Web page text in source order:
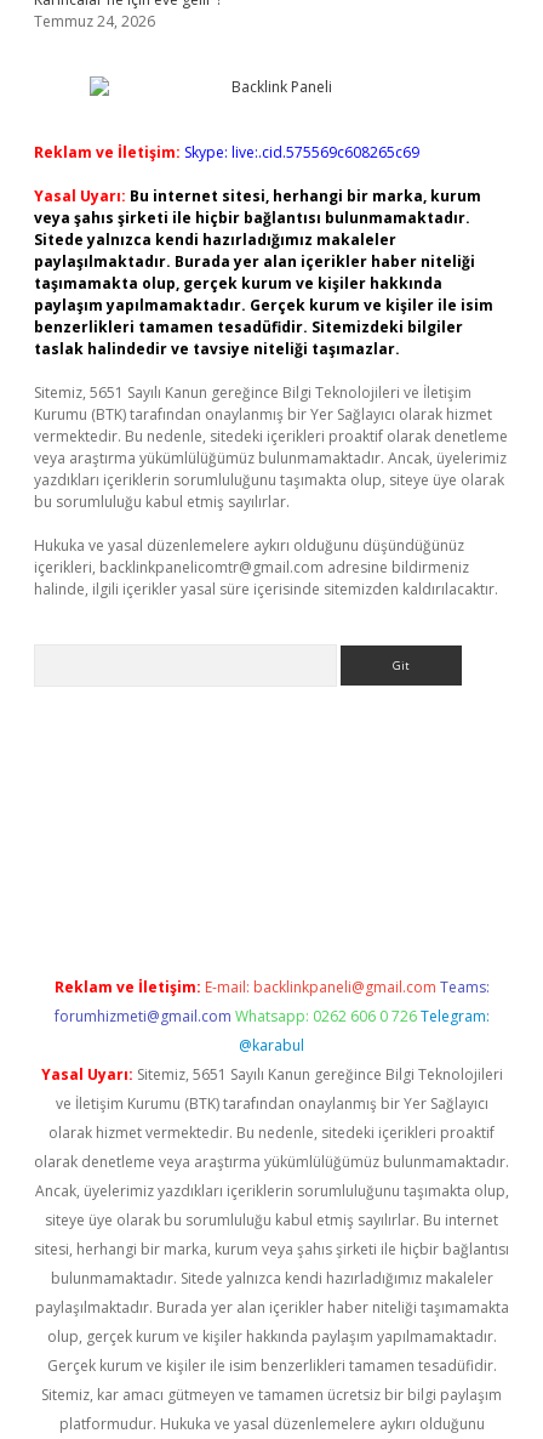
Temmuz 24, 2026
Reklam ve İletişim: Skype: live:.cid.575569c608265c69
Yasal Uyarı: Bu internet sitesi, herhangi bir marka, kurum
veya şahıs şirketi ile hiçbir bağlantısı bulunmamaktadır.
Sitede yalnızca kendi hazırladığımız makaleler
paylaşılmaktadır. Burada yer alan içerikler haber niteliği
taşımamakta olup, gerçek kurum ve kişiler hakkında
paylaşım yapılmamaktadır. Gerçek kurum ve kişiler ile isim
benzerlikleri tamamen tesadüfidir. Sitemizdeki bilgiler
taslak halindedir ve tavsiye niteliği taşımazlar.
Sitemiz, 5651 Sayılı Kanun gereğince Bilgi Teknolojileri ve İletişim
Kurumu (BTK) tarafından onaylanmış bir Yer Sağlayıcı olarak hizmet
vermektedir. Bu nedenle, sitedeki içerikleri proaktif olarak denetleme
veya araştırma yükümlülüğümüz bulunmamaktadır. Ancak, üyelerimiz
yazdıkları içeriklerin sorumluluğunu taşımakta olup, siteye üye olarak
bu sorumluluğu kabul etmiş sayılırlar.
Hukuka ve yasal düzenlemelere aykırı olduğunu düşündüğünüz
içerikleri, backlinkpanelicomtr@gmail.com adresine bildirmeniz
halinde, ilgili içerikler yasal süre içerisinde sitemizden kaldırılacaktır.
Reklam ve İletişim: E-mail: backlinkpaneli@gmail.com Teams:
forumhizmeti@gmail.com Whatsapp: 0262 606 0 726 Telegram:
@karabul
Yasal Uyarı: Sitemiz, 5651 Sayılı Kanun gereğince Bilgi Teknolojileri
ve İletişim Kurumu (BTK) tarafından onaylanmış bir Yer Sağlayıcı
olarak hizmet vermektedir. Bu nedenle, sitedeki içerikleri proaktif
olarak denetleme veya araştırma yükümlülüğümüz bulunmamaktadır.
Ancak, üyelerimiz yazdıkları içeriklerin sorumluluğunu taşımakta olup,
siteye üye olarak bu sorumluluğu kabul etmiş sayılırlar. Bu internet
sitesi, herhangi bir marka, kurum veya şahıs şirketi ile hiçbir bağlantısı
bulunmamaktadır. Sitede yalnızca kendi hazırladığımız makaleler
paylaşılmaktadır. Burada yer alan içerikler haber niteliği taşımamakta
olup, gerçek kurum ve kişiler hakkında paylaşım yapılmamaktadır.
Gerçek kurum ve kişiler ile isim benzerlikleri tamamen tesadüfidir.
Sitemiz, kar amacı gütmeyen ve tamamen ücretsiz bir bilgi paylaşım
platformudur. Hukuka ve yasal düzenlemelere aykırı olduğunu